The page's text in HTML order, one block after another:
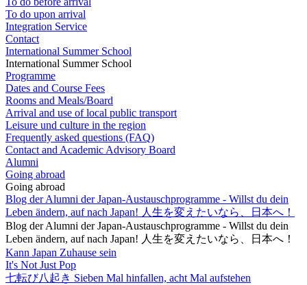
To do upon arrival
Integration Service
Contact
International Summer School
International Summer School
Programme
Dates and Course Fees
Rooms and Meals/Board
Arrival and use of local public transport
Leisure und culture in the region
Frequently asked questions (FAQ)
Contact and Academic Advisory Board
Alumni
Going abroad
Going abroad
Blog der Alumni der Japan-Austauschprogramme - Willst du dein
Leben ändern, auf nach Japan! 人生を変えたいなら、日本へ！
Blog der Alumni der Japan-Austauschprogramme - Willst du dein
Leben ändern, auf nach Japan! 人生を変えたいなら、日本へ！
Kann Japan Zuhause sein
It's Not Just Pop
七転び八起き Sieben Mal hinfallen, acht Mal aufstehen